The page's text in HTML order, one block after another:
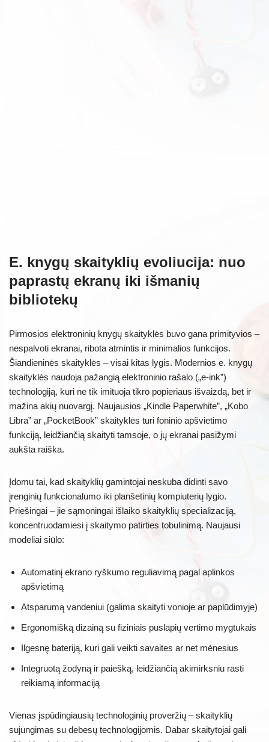
E. knygų skaityklių evoliucija: nuo
paprastų ekranų iki išmanių
bibliotekų
Pirmosios elektroninių knygų skaityklės buvo gana primityvios –
nespalvoti ekranai, ribota atmintis ir minimalios funkcijos.
Šiandieninės skaityklės – visai kitas lygis. Modernios e. knygų
skaityklės naudoja pažangią elektroninio rašalo („e-ink”)
technologiją, kuri ne tik imituoja tikro popieriaus išvaizdą, bet ir
mažina akių nuovargį. Naujausios „Kindle Paperwhite”, „Kobo
Libra” ar „PocketBook” skaityklės turi foninio apšvietimo
funkciją, leidžiančią skaityti tamsoje, o jų ekranai pasižymi
aukšta raiška.
Įdomu tai, kad skaityklių gamintojai neskuba didinti savo
įrenginių funkcionalumo iki planšetinių kompiuterių lygio.
Priešingai – jie sąmoningai išlaiko skaityklių specializaciją,
koncentruodamiesi į skaitymo patirties tobulinimą. Naujausi
modeliai siūlo:
Automatinį ekrano ryškumo reguliavimą pagal aplinkos
apšvietimą
Atsparumą vandeniui (galima skaityti vonioje ar paplūdimyje)
Ergonomišką dizainą su fiziniais puslapių vertimo mygtukais
Ilgesnę bateriją, kuri gali veikti savaites ar net mėnesius
Integruotą žodyną ir paiešką, leidžiančią akimirksniu rasti
reikiamą informaciją
Vienas įspūdingiausių technologinių proveržių – skaityklių
sujungimas su debesų technologijomis. Dabar skaitytojai gali